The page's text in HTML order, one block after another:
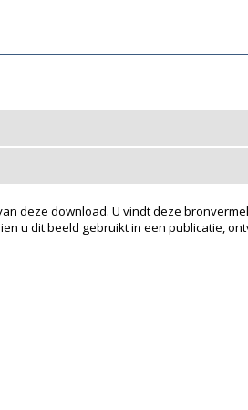
deze download. U vindt deze
u dit beeld gebruikt in een publicatie,